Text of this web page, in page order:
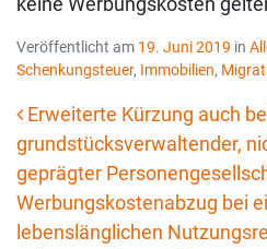
Veröffentlicht am 19. Juni 2019 in
Schenkungsteuer, Immobilien,
Beitrags-
Erweiterte Kürzung auch
grundstücksverwaltender,
geprägter
Werbungskostenabzug bei
lebenslänglichen